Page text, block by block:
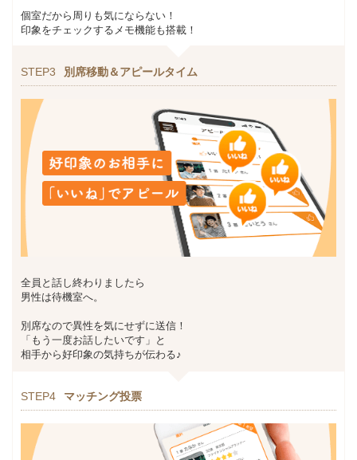
個室だから周りも気にならない！
印象をチェックするメモ機能も搭載！
STEP3 別席移動＆アピールタイム
全員と話し終わりましたら
男性は待機室へ。
別席なので異性を気にせずに送信！
「もう一度お話したいです」と
相手から好印象の気持ちが伝わる♪
STEP4 マッチング投票